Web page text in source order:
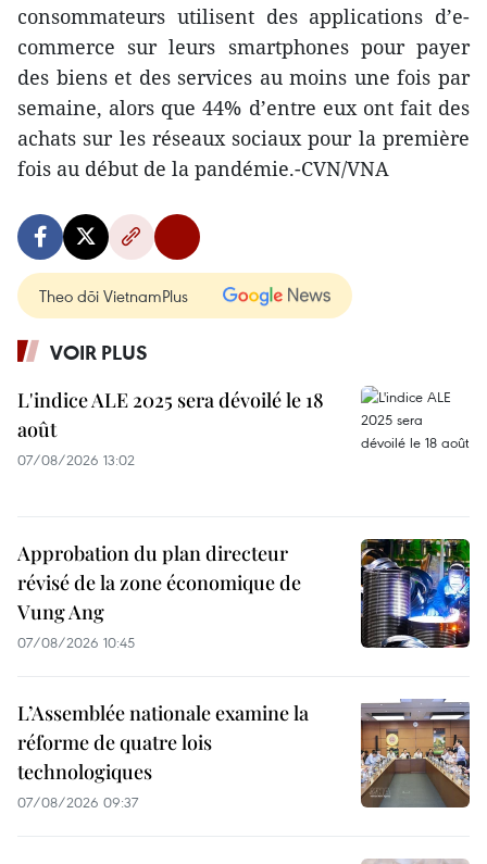
consommateurs utilisent des applications d’e-
commerce sur leurs smartphones pour payer
des biens et des services au moins une fois par
semaine, alors que 44% d’entre eux ont fait des
achats sur les réseaux sociaux pour la première
fois au début de la pandémie.-CVN/VNA
Theo dõi VietnamPlus
VOIR PLUS
L'indice ALE 2025 sera dévoilé le 18
août
07/08/2026 13:02
Approbation du plan directeur
révisé de la zone économique de
Vung Ang
07/08/2026 10:45
L’Assemblée nationale examine la
réforme de quatre lois
technologiques
07/08/2026 09:37